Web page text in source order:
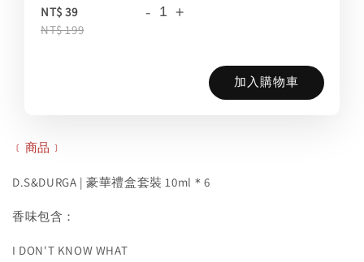
NT$ 39
NT$ 199
- +
加入購物車
﹝商品﹞
D.S&DURGA | 豪華禮盒套裝 10ml＊6
香味包含：
I DON'T KNOW WHAT